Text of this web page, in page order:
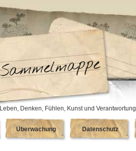
Leben, Denken, Fühlen, Kunst und Verantwortung
Überwachung Datenschutz